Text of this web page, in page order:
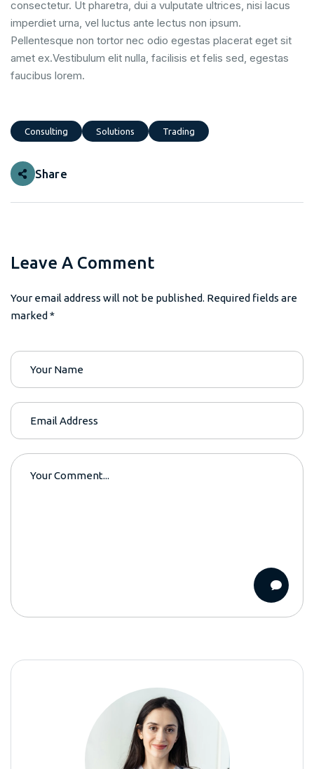
consectetur. Ut pharetra, dui a vulputate ultrices, nisi lacus
imperdiet urna, vel luctus ante lectus non ipsum.
Pellentesque non tortor nec odio egestas placerat eget sit
amet ex.Vestibulum elit nulla, facilisis et felis sed, egestas
faucibus lorem.
Consulting Solutions Trading
Share
Leave A Comment
Your email address will not be published. Required fields are
marked *